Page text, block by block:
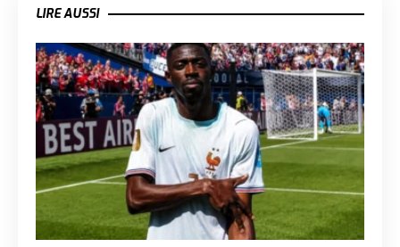
LIRE AUSSI